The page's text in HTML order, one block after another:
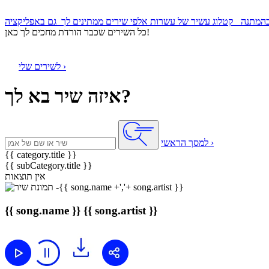
כל השירים שכבר הורדת מחכים לך כאן!
לשירים שלי ›
איזה שיר בא לך?
למסך הראשי ›
{{ category.title }}
{{ subCategory.title }}
אין תוצאות
{{ song.name }} {{ song.artist }}